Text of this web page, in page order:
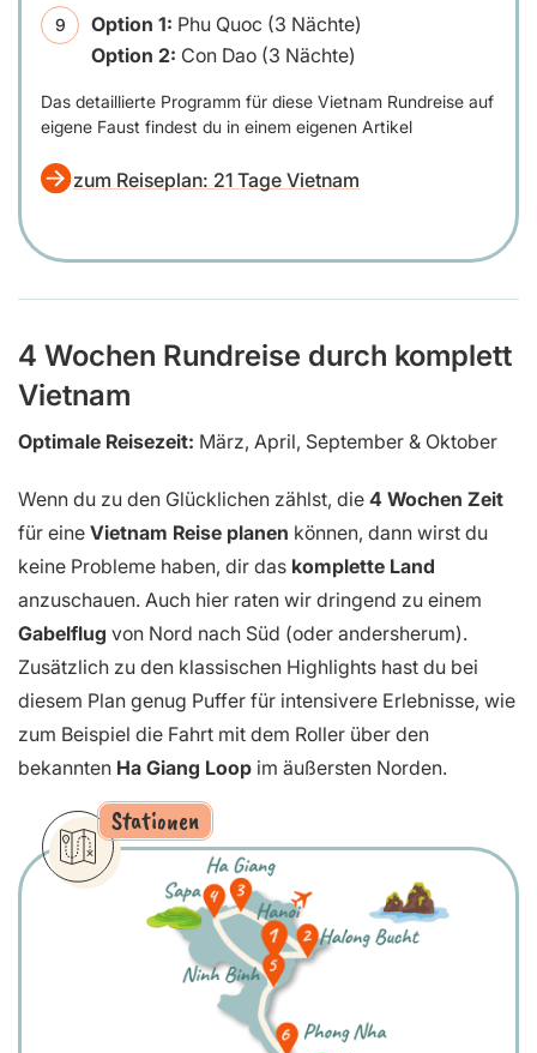
Option 1: Phu Quoc (3 Nächte)
Option 2: Con Dao (3 Nächte)
Das detaillierte Programm für diese Vietnam Rundreise auf
eigene Faust findest du in einem eigenen Artikel
zum Reiseplan: 21 Tage Vietnam
4 Wochen Rundreise durch komplett
Vietnam
Optimale Reisezeit: März, April, September & Oktober
Wenn du zu den Glücklichen zählst, die 4 Wochen Zeit
für eine Vietnam Reise planen können, dann wirst du
keine Probleme haben, dir das komplette Land
anzuschauen. Auch hier raten wir dringend zu einem
Gabelflug von Nord nach Süd (oder andersherum).
Zusätzlich zu den klassischen Highlights hast du bei
diesem Plan genug Puffer für intensivere Erlebnisse, wie
zum Beispiel die Fahrt mit dem Roller über den
bekannten Ha Giang Loop im äußersten Norden.
Stationen